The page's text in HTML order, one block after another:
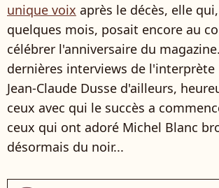
unique voix après le décès, elle
quelques mois, posait encore au
célébrer l'anniversaire du
dernières interviews de
Jean-Claude Dusse d'ailleurs,
ceux avec qui le succès a
ceux qui ont adoré Michel Blanc
désormais du noir...